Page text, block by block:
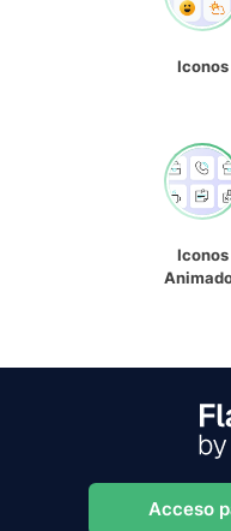
Iconos
Iconos
Acceso